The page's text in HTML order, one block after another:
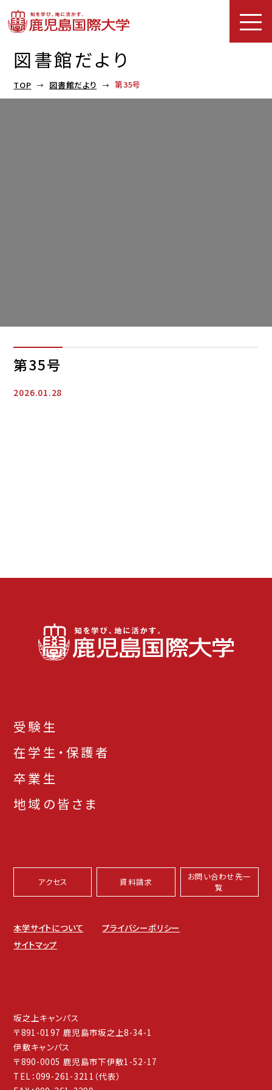
図書館だより
TOP 図書館だより 第35号
第35号
2026.01.28
受験生
在学生・保護者
卒業生
地域の皆さま
アクセス 資料請求
お問い合わせ先一
覧
本学サイトについて
プライバシーポリシー
サイトマップ
坂之上キャンパス
〒891-0197 鹿児島市坂之上8-34-1
伊敷キャンパス
〒890-0005 鹿児島市下伊敷1-52-17
TEL：099-261-3211（代表）